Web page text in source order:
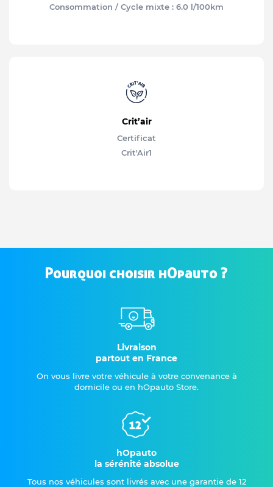
Consommation / Cycle mixte : 6.0 l/100km
Crit’air
Certificat
Crit'Air1
Pourquoi choisir hOpauto ?
Livraison
partout en France
On vous livre votre véhicule à votre convenance à
domicile ou en hOpauto Store.
hOpauto
la sérénité absolue
Tous nos véhicules sont livrés avec une garantie de 12